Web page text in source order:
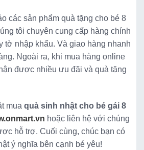
các sản phẩm quà tặng cho bé 8
tôi chuyên cung cấp hàng chính
tờ nhập khẩu. Và giao hàng nhanh
Ngoài ra, khi mua hàng online
được nhiều ưu đãi và quà tặng
mua quà sinh nhật cho bé gái 8
hoặc liên hệ với chúng
hỗ trợ. Cuối cùng, chúc bạn có
ý nghĩa bên cạnh bé yêu!